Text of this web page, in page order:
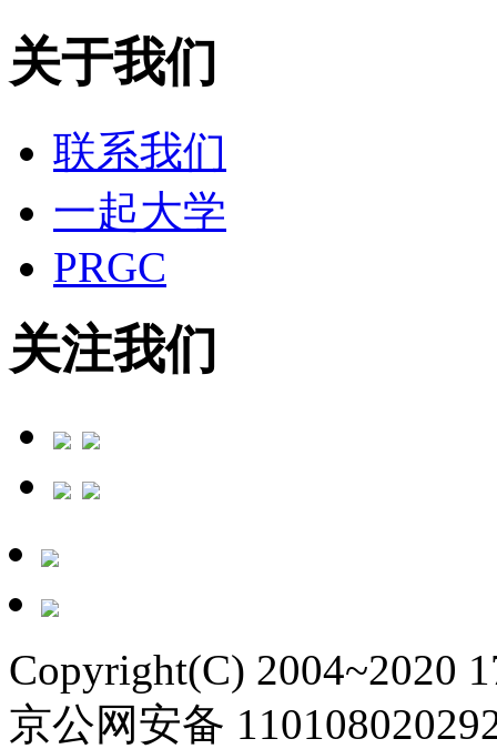
关于我们
联系我们
一起大学
PRGC
关注我们
Copyright(C) 2004~2020
京公网安备